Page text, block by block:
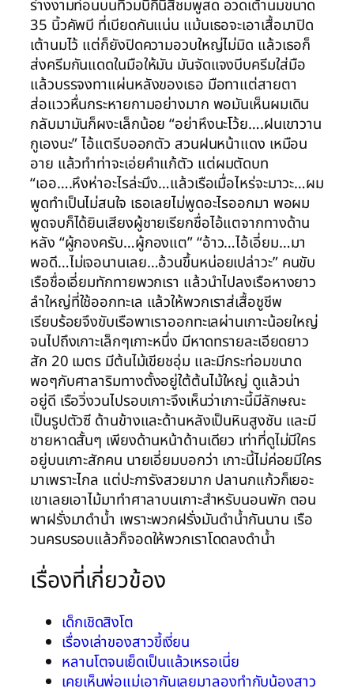
ร่างงามท่อนบนที่วมบิกี่นี่สีชมพูสด อวดเต้านมขนาด
35 นิ้วคัพบี ที่เบียดกันแน่น แม้นเธอจะเอาเสื้อมาปิด
เต้านมไว้ แต่ก็ยังปิดความอวบใหญ่ไม่มิด แล้วเธอก็
ส่งครีมกันแดดในมือให้มัน มันจัดแจงบีบครีมใส่มือ
แล้วบรรจงทาแผ่นหลังของเธอ มือทาแต่สายตา
ส่อแววหื่นกระหายกามอย่างมาก พอมันเห็นผมเดิน
กลับมามันก็ผงะเล็กน้อย “อย่าหึงนะโว้ย….ฝนเขาวาน
กูเองนะ” ไอ้แตรีบออกตัว สวนฝนหน้าแดง เหมือน
อาย แล้วทำท่าจะเอ่ยคำแก้ตัว แต่ผมตัดบท
“เออ….หึงห่าอะไรล่ะมึง…แล้วเรือเมื่อไหร่จะมาวะ…ผม
พูดทำเป็นไม่สนใจ เธอเลยไม่พูดอะไรออกมา พอผม
พูดจบก็ได้ยินเสียงผู้ชายเรียกชื่อไอ้แตจากทางด้าน
หลัง “ผู้กองครับ…ผู้กองแต” “อ้าว…ไอ้เอี่ยม…มา
พอดี…ไม่เจอนานเลย…อ้วนขึ้นหน่อยเปล่าวะ” คนขับ
เรือชื่อเอี่ยมทักทายพวกเรา แล้วนำไปลงเรือหางยาว
ลำใหญ่ที่ใช้ออกทะเล แล้วให้พวกเราส่เสื้อชูชีพ
เรียบร้อยจึงขับเรือพาเราออกทะเลผ่านเกาะน้อยใหญ่
จนไปถึงเกาะเล็กๆเกาะหนึ่ง มีหาดทรายละเอียดยาว
สัก 20 เมตร มีต้นไม้เขียชอุ่ม และมีกระท่อมขนาด
พอๆกับศาลาริมทางตั้งอยู่ใต้ต้นไม้ใหญ่ ดูแล้วน่า
อยู่ดี เรือวิ่งวนไปรอบเกาะจึงเห็นว่าเกาะนี้มีลักษณะ
เป็นรูปตัวซี ด้านข้างและด้านหลังเป็นหินสูงชัน และมี
ชายหาดสั้นๆ เพียงด้านหน้าด้านเดียว เท่าที่ดูไม่มีใคร
อยู่บนเกาะสักคน นายเอี่ยมบอกว่า เกาะนี้ไม่ค่อยมีใคร
มาเพราะไกล แต่ปะการังสวยมาก ปลานกแก้วก็เยอะ
เขาเลยเอาไม้มาทำศาลาบนเกาะสำหรับนอนพัก ตอน
พาฝรั่งมาดำน้ำ เพราะพวกฝรั่งมันดำน้ำกันนาน เรือ
วนครบรอบแล้วก็จอดให้พวกเราโดดลงดำน้ำ
เรื่องที่เกี่ยวข้อง
เด็กเชิดสิงโต
เรื่องเล่าของสาวขี้เงี่ยน
หลานโตจนเย็ดเป็นแล้วเหรอเนี่ย
เคยเห็นพ่อแม่เอากันเลยมาลองทำกับน้องสาว